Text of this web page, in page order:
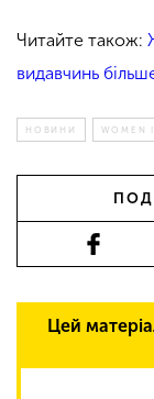
Читайте також:
видавчинь
НОВИНИ WOMEN
Цей